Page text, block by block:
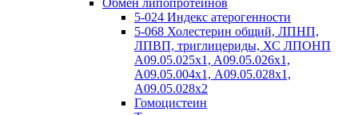
Обмен липопротеинов
5-024 Индекс атерогенности
5-068 Холестерин общий, ЛПНП,
ЛПВП, триглицериды, ХС ЛПОНП
А09.05.025x1, A09.05.026х1,
А09.05.004х1, А09.05.028х1,
А09.05.028х2
Гомоцистеин